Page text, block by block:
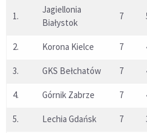
1.
Jagiellonia
Białystok
7
2. Korona Kielce 7
3. GKS Bełchatów 7
4. Górnik Zabrze 7
5. Lechia Gdańsk 7